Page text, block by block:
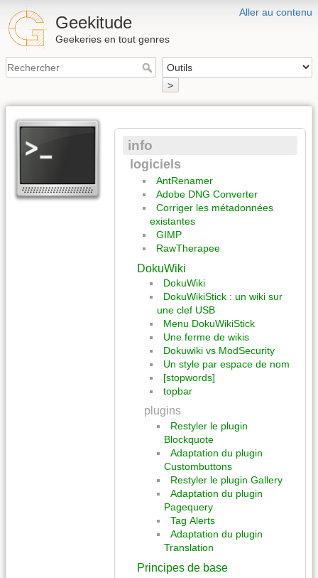
Aller au contenu
Geekitude
Geekeries en tout genres
>
info
logiciels
AntRenamer
Adobe DNG Converter
Corriger les métadonnées
existantes
GIMP
RawTherapee
DokuWiki
DokuWiki
DokuWikiStick : un wiki sur
une clef USB
Menu DokuWikiStick
Une ferme de wikis
Dokuwiki vs ModSecurity
Un style par espace de nom
[stopwords]
topbar
plugins
Restyler le plugin
Blockquote
Adaptation du plugin
Custombuttons
Restyler le plugin Gallery
Adaptation du plugin
Pagequery
Tag Alerts
Adaptation du plugin
Translation
Principes de base